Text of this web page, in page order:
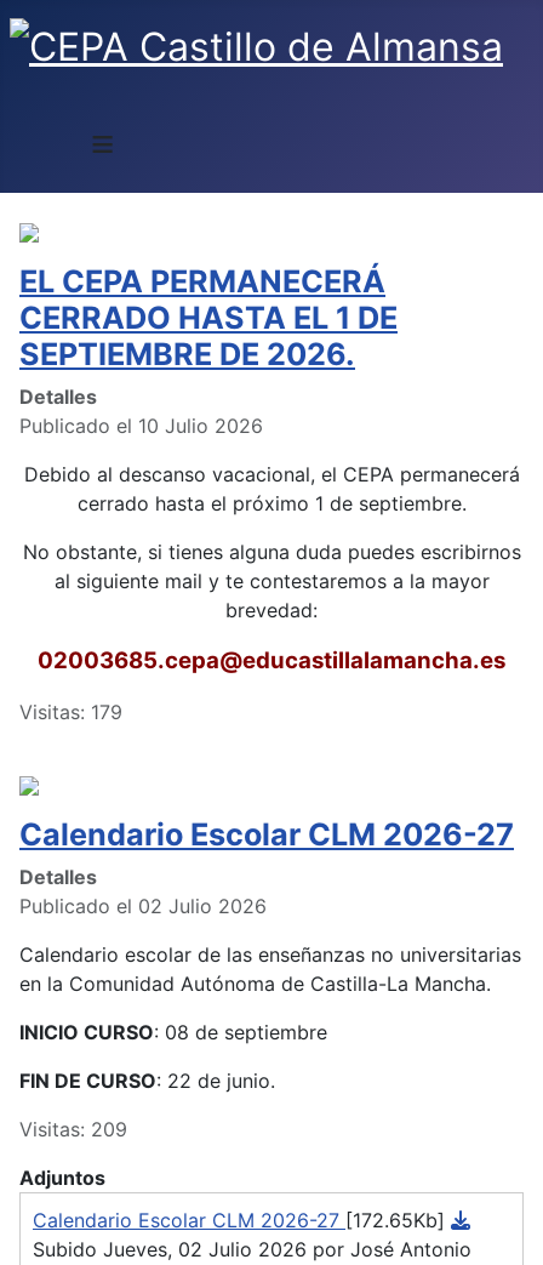
≡
EL CEPA PERMANECERÁ
CERRADO HASTA EL 1 DE
SEPTIEMBRE DE 2026.
Detalles
Publicado el 10 Julio 2026
Debido al descanso vacacional, el CEPA permanecerá
cerrado hasta el próximo 1 de septiembre.
No obstante, si tienes alguna duda puedes escribirnos
al siguiente mail y te contestaremos a la mayor
brevedad:
02003685.cepa@educastillalamancha.es
Visitas: 179
Calendario Escolar CLM 2026-27
Detalles
Publicado el 02 Julio 2026
Calendario escolar de las enseñanzas no universitarias
en la Comunidad Autónoma de Castilla-La Mancha.
INICIO CURSO: 08 de septiembre
FIN DE CURSO: 22 de junio.
Visitas: 209
Adjuntos
Calendario Escolar CLM 2026-27 [172.65Kb]
Subido Jueves, 02 Julio 2026 por José Antonio